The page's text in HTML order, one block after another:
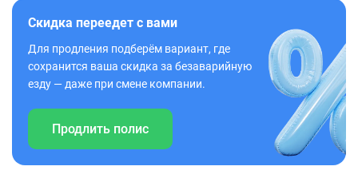
Скидка переедет с вами
Для продления подберём вариант, где
сохранится ваша скидка за безаварийную
езду — даже при смене компании.
Продлить полис